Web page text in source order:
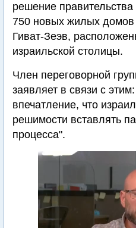
решение
750 новых жилых домов
Гиват-Зеэв,
израильской столицы.
Член переговорной
заявляет в связи с
впечатление, что
решимости вставлять
процесса".